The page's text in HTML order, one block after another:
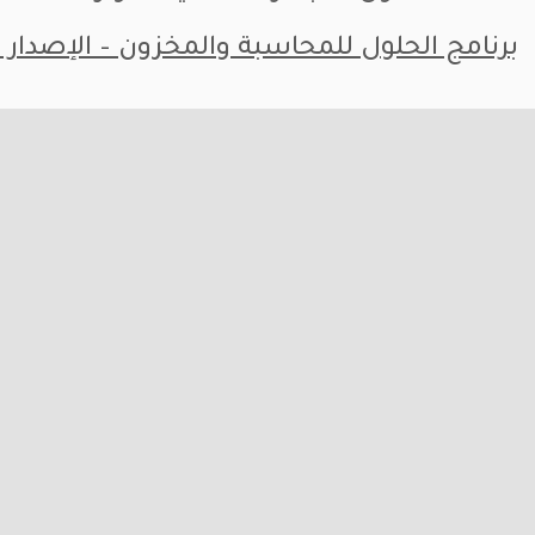
برنامج الحلول للمحاسبة والمخزون – الإصدار